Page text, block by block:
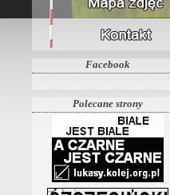
Facebook
Polecane strony